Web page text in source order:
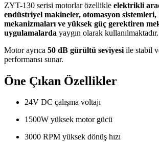
ZYT-130 serisi motorlar özellikle elektrikli
endüstriyel makineler, otomasyon
mekanizmaları ve yüksek güç gerektiren
uygulamalarda yaygın olarak kullanılmaktadır.
Motor ayrıca 50 dB gürültü seviyesi ile stabil
performansı sunar.
Öne Çıkan Özellikler
24V DC çalışma voltajı
1500W yüksek motor gücü
3000 RPM yüksek dönüş hızı